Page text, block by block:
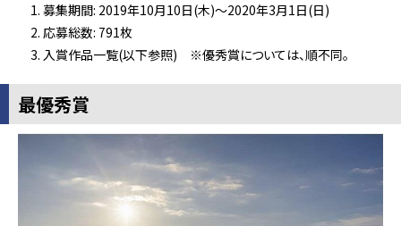
募集期間: 2019年10月10日(木)～2020年3月1日(日)
応募総数: 791枚
入賞作品一覧(以下参照) ※優秀賞については、順不同。
最優秀賞